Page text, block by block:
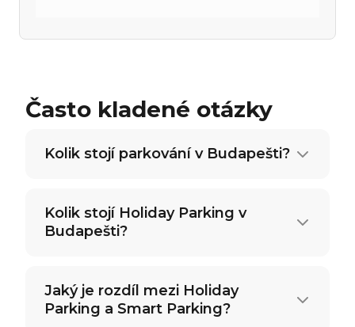
Často kladené otázky
Kolik stojí parkování v Budapešti?
Kolik stojí Holiday Parking v
Budapešti?
Jaký je rozdíl mezi Holiday
Parking a Smart Parking?